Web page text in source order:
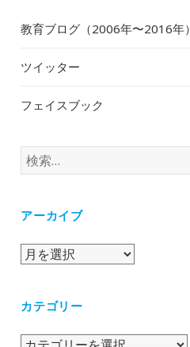
教育ブログ（2006年〜2016年）
ツイッター
フェイスブック
検
索:
アーカイブ
ア
イ
カテゴリー
カ